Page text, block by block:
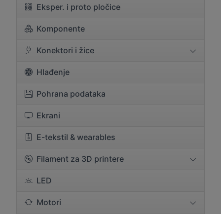
Eksper. i proto pločice
Komponente
Konektori i žice
Hlađenje
Pohrana podataka
Ekrani
E-tekstil & wearables
Filament za 3D printere
LED
Motori